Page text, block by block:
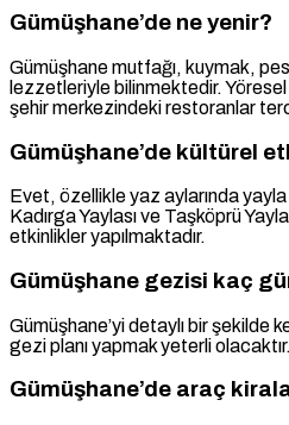
Gümüşhane’de ne yenir?
Gümüşhane mutfağı, kuymak,
lezzetleriyle bilinmektedir.
şehir merkezindeki restoranlar
Gümüşhane’de kültürel
Evet, özellikle yaz aylarında
Kadırga Yaylası ve Taşköprü
etkinlikler yapılmaktadır.
Gümüşhane gezisi kaç
Gümüşhane’yi detaylı bir şekilde
gezi planı yapmak yeterli olacaktır.
Gümüşhane’de araç